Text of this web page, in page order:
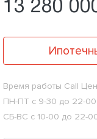
13 280
Время работы Call
ПН-ПТ с 9-30 до 22-00
СБ-ВС с 10-00 до 22-